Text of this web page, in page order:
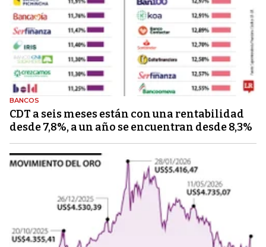
BANCOS
CDT a seis meses están con una rentabilidad
desde 7,8%, a un año se encuentran desde 8,3%